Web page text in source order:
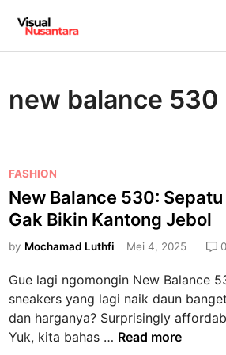
content
new balance 530
P
o
s
t
e
i
n
FASHION
New Balance 530:
Gak Bikin Kantong Jebol
by Mochamad Luthfi Mei 4, 2025 0
Gue lagi ngomongin New Balance
sneakers yang lagi naik daun
dan harganya? Surprisingly
Yuk, kita bahas … N
Read more